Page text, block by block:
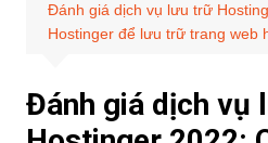
Đánh giá dịch vụ lưu trữ
Hostinger để lưu trữ trang web
Đánh giá dịch vụ